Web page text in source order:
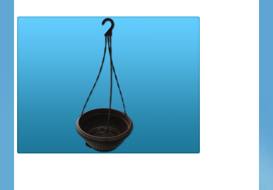
Zaštita privatnosti
Zaštita privatnosti i uvjeti poslovanja